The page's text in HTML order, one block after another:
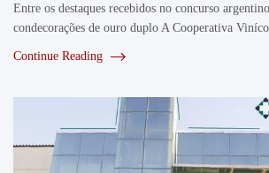
Entre os destaques recebidos no concurso
condecorações de ouro duplo A Cooperativa
Continue Reading